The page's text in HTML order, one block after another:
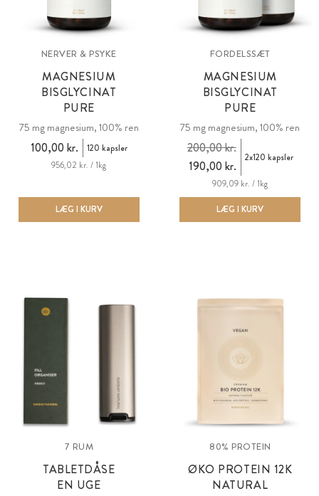
NERVER & PSYKE
MAGNESIUM
BISGLYCINAT
PURE
75 mg magnesium, 100% ren
100,00 kr.
120 kapsler
956,02 kr. / 1kg
LÆG I KURV
FORDELSSÆT
MAGNESIUM
BISGLYCINAT
PURE
75 mg magnesium, 100% ren
190,00 kr.
200,00 kr.
2x120 kapsler
909,09 kr. / 1kg
LÆG I KURV
7 RUM
TABLETDÅSE
EN UGE
80% PROTEIN
ØKO PROTEIN 12K
NATURAL